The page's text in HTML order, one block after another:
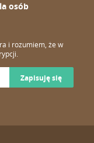
osób
i rozumiem, że w
Zapisuję się